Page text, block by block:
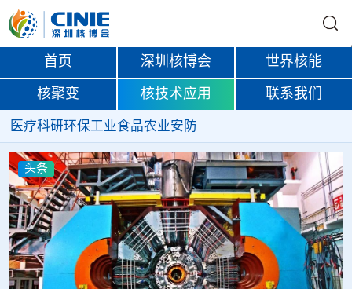
首页 深圳核博会 世界核能
核聚变 核技术应用 联系我们
医疗科研环保工业食品农业安防
头条